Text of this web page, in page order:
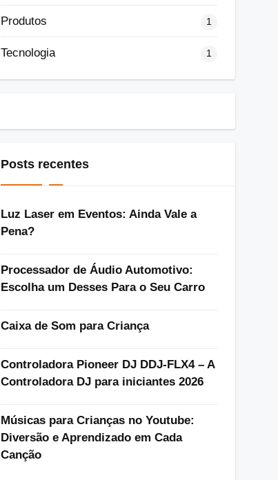
Produtos 1
Tecnologia 1
Posts recentes
Luz Laser em Eventos: Ainda Vale a
Pena?
Processador de Áudio Automotivo:
Escolha um Desses Para o Seu Carro
Caixa de Som para Criança
Controladora Pioneer DJ DDJ-FLX4 – A
Controladora DJ para iniciantes 2026
Músicas para Crianças no Youtube:
Diversão e Aprendizado em Cada
Canção